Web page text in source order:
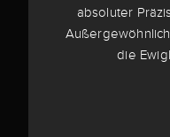
absoluter
die